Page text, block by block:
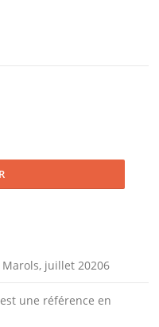
juillet 20206
une référence en